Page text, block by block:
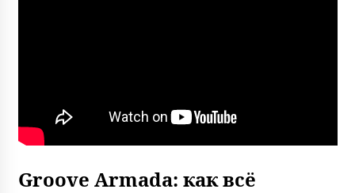
Groove Armada: как всё